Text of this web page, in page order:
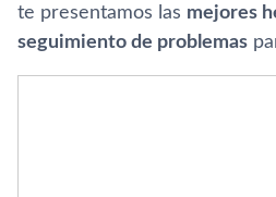
te presentamos las mejores
seguimiento de problemas